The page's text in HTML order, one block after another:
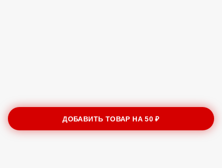
ДОБАВИТЬ ТОВАР НА50 ₽